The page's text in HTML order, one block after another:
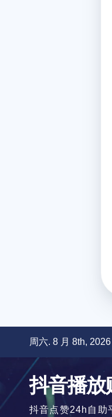
周六. 8 月 8th, 2026
抖音播放
抖音点赞24h自助